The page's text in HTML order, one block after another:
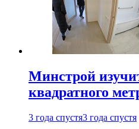
Минстрой
квадратного
3 года спустя3 года спустя